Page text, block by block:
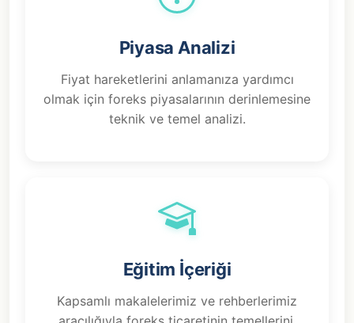
Piyasa Analizi
Fiyat hareketlerini anlamanıza yardımcı
olmak için foreks piyasalarının derinlemesine
teknik ve temel analizi.
Eğitim İçeriği
Kapsamlı makalelerimiz ve rehberlerimiz